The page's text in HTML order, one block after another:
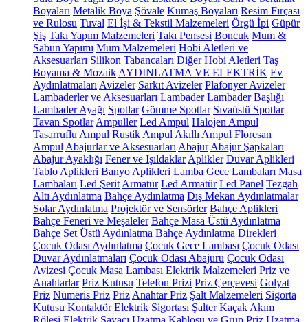
Boyaları Metalik Boya Şövale Kumaş Boyaları Resim Fırçası
ve Rulosu Tuval El İşi & Tekstil Malzemeleri Örgü İpi Güpür
Şiş Takı Yapım Malzemeleri Takı Pensesi Boncuk Mum &
Sabun Yapımı Mum Malzemeleri Hobi Aletleri ve
Aksesuarları Silikon Tabancaları Diğer Hobi Aletleri Taş
Boyama & Mozaik AYDINLATMA VE ELEKTRİK Ev
Aydınlatmaları Avizeler Sarkıt Avizeler Plafonyer Avizeler
Lambaderler ve Aksesuarları Lambader Lambader Başlığı
Lambader Ayağı Spotlar Gömme Spotlar Sıvaüstü Spotlar
Tavan Spotlar Ampuller Led Ampul Halojen Ampul
Tasarruflu Ampul Rustik Ampul Akıllı Ampul Floresan
Ampul Abajurlar ve Aksesuarları Abajur Abajur Şapkaları
Abajur Ayaklığı Fener ve Işıldaklar Aplikler Duvar Aplikleri
Tablo Aplikleri Banyo Aplikleri Lamba Gece Lambaları Masa
Lambaları Led Şerit Armatür Led Armatür Led Panel Tezgah
Altı Aydınlatma Bahçe Aydınlatma Dış Mekan Aydınlatmalar
Solar Aydınlatma Projektör ve Sensörler Bahçe Aplikleri
Bahçe Feneri ve Meşaleler Bahçe Masa Üstü Aydınlatma
Bahçe Set Üstü Aydınlatma Bahçe Aydınlatma Direkleri
Çocuk Odası Aydınlatma Çocuk Gece Lambası Çocuk Odası
Duvar Aydınlatmaları Çocuk Odası Abajuru Çocuk Odası
Avizesi Çocuk Masa Lambası Elektrik Malzemeleri Priz ve
Anahtarlar Priz Kutusu Telefon Prizi Priz Çerçevesi Golyat
Priz Nümeris Priz Priz Anahtar Priz Şalt Malzemeleri Sigorta
Kutusu Kontaktör Elektrik Sigortası Şalter Kaçak Akım
Rölesi Elektrik Sayacı Uzatma Kablosu ve Grup Priz Uzatma